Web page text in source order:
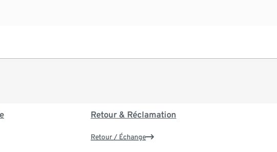
Retour & Réclamation
Retour / Échange